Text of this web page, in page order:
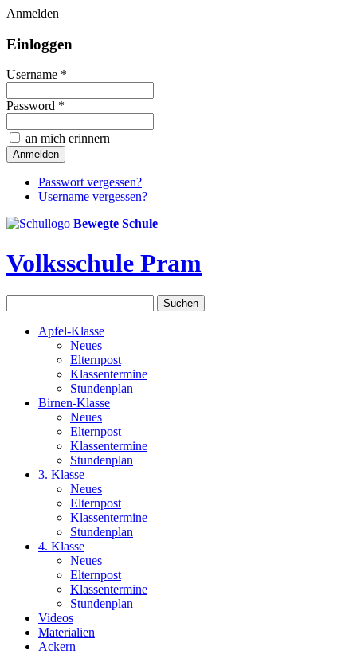
Anmelden
Einloggen
Username *
Password *
an mich erinnern
Passwort vergessen?
Username vergessen?
Bewegte Schule
Volksschule Pram
Apfel-Klasse
Neues
Elternpost
Klassentermine
Stundenplan
Birnen-Klasse
Neues
Elternpost
Klassentermine
Stundenplan
3. Klasse
Neues
Elternpost
Klassentermine
Stundenplan
4. Klasse
Neues
Elternpost
Klassentermine
Stundenplan
Videos
Materialien
Ackern